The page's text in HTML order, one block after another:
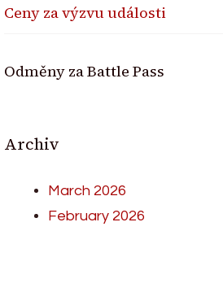
Ceny za výzvu události
Odměny za Battle Pass
Archiv
March 2026
February 2026